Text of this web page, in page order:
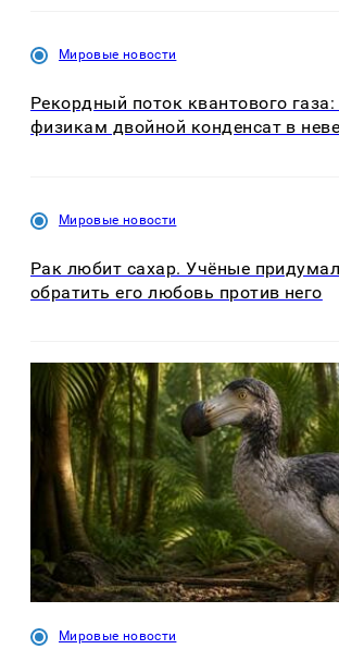
Мировые новости
Рекордный поток квантового
физикам двойной конденсат в
Мировые новости
Рак любит сахар. Учёные
обратить его любовь против него
Мировые новости